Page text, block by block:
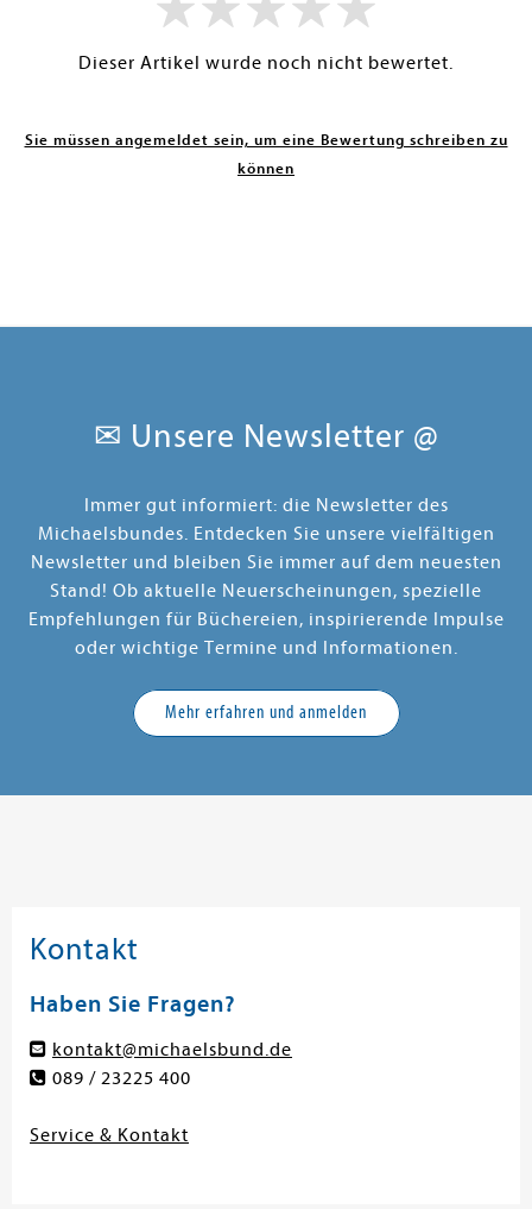
Dieser Artikel wurde noch nicht bewertet.
Sie müssen angemeldet sein, um eine Bewertung schreiben zu
können
✉ Unsere Newsletter @
Immer gut informiert: die Newsletter des
Michaelsbundes. Entdecken Sie unsere vielfältigen
Newsletter und bleiben Sie immer auf dem neuesten
Stand! Ob aktuelle Neuerscheinungen, spezielle
Empfehlungen für Büchereien, inspirierende Impulse
oder wichtige Termine und Informationen.
Mehr erfahren und anmelden
Kontakt
Haben Sie Fragen?
kontakt@michaelsbund.de
089 / 23225 400
Service & Kontakt